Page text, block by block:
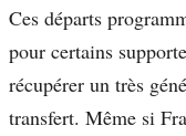
Ces départs
pour certains
récupérer un très
transfert. Même si